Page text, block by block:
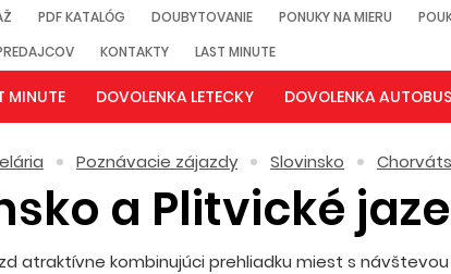
PDF KATALÓG DOUBYTOVANIE PONUKY NA MIERU
KONTAKTY LAST MINUTE
MINUTE DOVOLENKA LETECKY DOVOLENKA
Poznávacie zájazdy Slovinsko
a Plitvické
atraktívne kombinujúci prehliadku miest s